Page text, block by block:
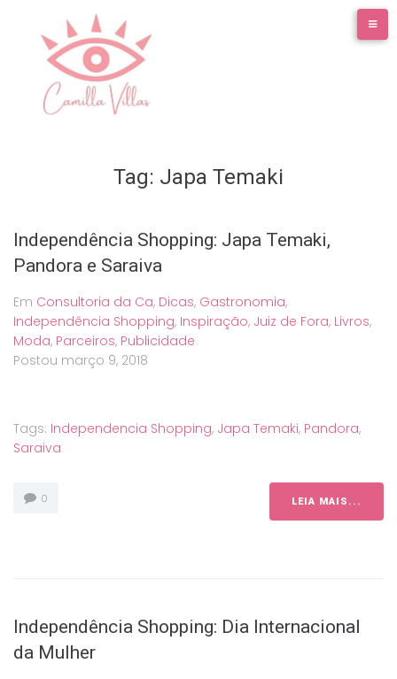
conteúdo
Tag: Japa Temaki
Independência Shopping: Japa Temaki,
Pandora e Saraiva
Em Consultoria da Ca, Dicas, Gastronomia,
Independência Shopping, Inspiração, Juiz de Fora, Livros,
Moda, Parceiros, Publicidade
Postou março 9, 2018
Tags: Independencia Shopping, Japa Temaki, Pandora,
Saraiva
0 LEIA MAIS...
Independência Shopping: Dia Internacional
da Mulher